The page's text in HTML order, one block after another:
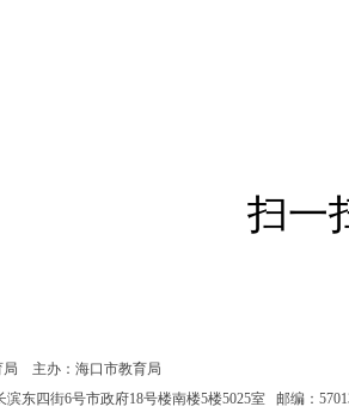
扫一
局 主办：海口市教育局
东四街6号市政府18号楼南楼5楼5025室 邮编：